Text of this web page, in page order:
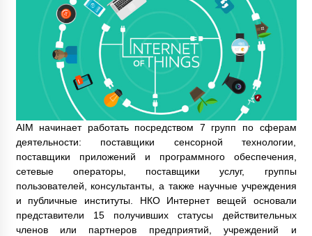
AIM начинает работать посредством 7 групп по сферам
деятельности: поставщики сенсорной технологии,
поставщики приложений и программного обеспечения,
сетевые операторы, поставщики услуг, группы
пользователей, консультанты, а также научные учреждения
и публичные институты. НКО Интернет вещей основали
представители 15 получивших статусы действительных
членов или партнеров предприятий, учреждений и